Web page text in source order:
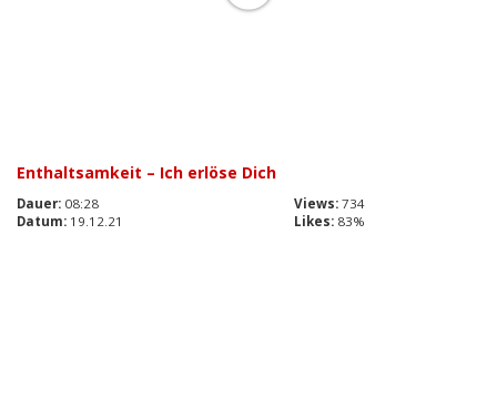
Enthaltsamkeit – Ich erlöse Dich
Dauer: 08:28 Views: 734
Datum: 19.12.21 Likes: 83%